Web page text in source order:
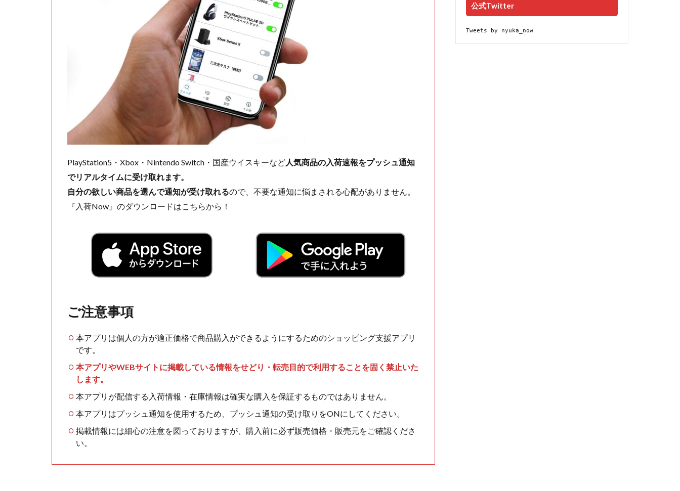
PlayStation5・Xbox・Nintendo Switch・国産ウイスキーなど人気商品の入荷速報をプッシュ通知
でリアルタイムに受け取れます。
自分の欲しい商品を選んで通知が受け取れるので、不要な通知に悩まされる心配がありません。
『入荷Now』のダウンロードはこちらから！
ご注意事項
本アプリは個人の方が適正価格で商品購入ができるようにするためのショッピング支援アプリ
です。
本アプリやWEBサイトに掲載している情報をせどり・転売目的で利用することを固く禁止いた
します。
本アプリが配信する入荷情報・在庫情報は確実な購入を保証するものではありません。
本アプリはプッシュ通知を使用するため、プッシュ通知の受け取りをONにしてください。
掲載情報には細心の注意を図っておりますが、購入前に必ず販売価格・販売元をご確認くださ
い。
公式Twitter
Tweets by nyuka_now